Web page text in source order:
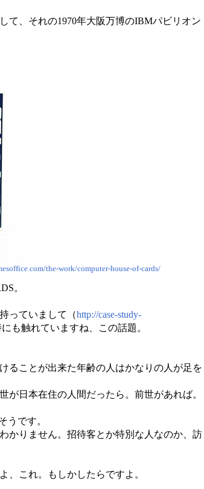
て、それの1970年大阪万博のIBMパビリオン
the-work/computer-house-of-cards/
。
っていまして（http://case-study-
も触れていますね、この話題。
ることが出来た年齢の人はかなりの人が足を
が日本在住の人間だったら。前世があれば。
うです。
かりません。招待客とか特別な人なのか、訪
、これ。もしかしたらですよ。